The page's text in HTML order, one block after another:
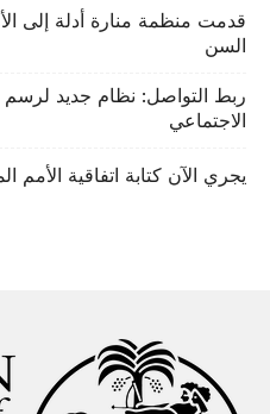
قدمت منظمة منارة أدلة إلى
السن
ربط التواصل: نظام جديد لرسم
الاجتماعي
يجري الآن كتابة اتفاقية الأمم